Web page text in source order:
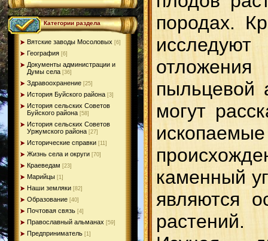
Категории раздела
Вятские заводы Мосоловых [6]
География [6]
Документы администрации и
Думы села [36]
Здравоохранение [25]
История Буйского района [3]
История сельских Советов
Буйского района [58]
История сельских Советов
Уржумского района [27]
Исторические справки [11]
Жизнь села и округи [70]
Краеведам [23]
Марийцы [1]
Наши земляки [82]
Образование [40]
Почтовая связь [4]
Православный альманах [59]
Предприниматель [1]
породах.
пыльцевой
могут
каменный
являются
растений.